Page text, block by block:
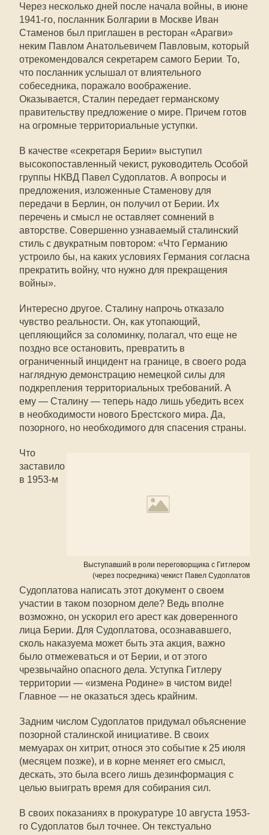
Через несколько дней после начала войны, в июне
1941-го, посланник Болгарии в Москве Иван
Стаменов был приглашен в ресторан «Арагви»
неким Павлом Анатольевичем Павловым, который
отрекомендовался секретарем самого Берии То,
что посланник услышал от влиятельного
собеседника, поражало воображение.
Оказывается, Сталин передает германскому
правительству предложение о мире. Причем готов
на огромные территориальные уступки.
В качестве «секретаря Берии» выступил
высокопоставленный чекист, руководитель Особой
группы НКВД Павел Судоплатов. А вопросы и
предложения, изложенные Стаменову для
передачи в Берлин, он получил от Берии. Их
перечень и смысл не оставляет сомнений в
авторстве. Совершенно узнаваемый сталинский
стиль с двукратным повтором: «Что Германию
устроило бы, на каких условиях Германия согласна
прекратить войну, что нужно для прекращения
войны».
Интересно другое. Сталину напрочь отказало
чувство реальности. Он, как утопающий,
цепляющийся за соломинку, полагал, что еще не
поздно все остановить, превратить в
ограниченный инцидент на границе, в своего рода
наглядную демонстрацию немецкой силы для
подкрепления территориальных требований. А
ему — Сталину — теперь надо лишь убедить всех
в необходимости нового Брестского мира. Да,
позорного, но необходимого для спасения страны.
Выступавший в роли переговорщика с Гитлером
(через посредника) чекист Павел Судоплатов
Что
заставило
в 1953-м
Судоплатова написать этот документ о своем
участии в таком позорном деле? Ведь вполне
возможно, он ускорил его арест как доверенного
лица Берии. Для Судоплатова, осознававшего,
сколь наказуема может быть эта акция, важно
было отмежеваться и от Берии, и от этого
чрезвычайно опасного дела. Уступка Гитлеру
территории — «измена Родине» в чистом виде!
Главное — не оказаться здесь крайним.
Задним числом Судоплатов придумал объяснение
позорной сталинской инициативе. В своих
мемуарах он хитрит, относя это событие к 25 июля
(месяцем позже), и в корне меняет его смысл,
дескать, это была всего лишь дезинформация с
целью выиграть время для собирания сил.
В своих показаниях в прокуратуре 10 августа 1953-
го Судоплатов был точнее. Он текстуально